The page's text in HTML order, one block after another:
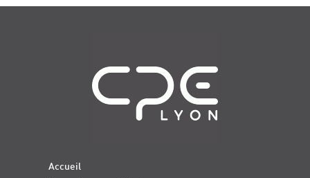
Accueil